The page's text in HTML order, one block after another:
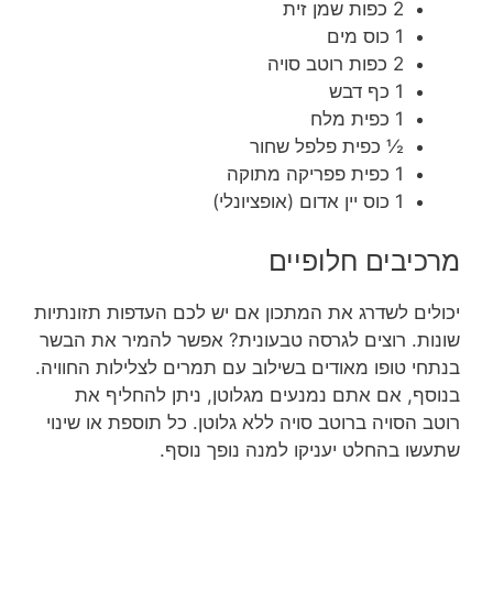
2 כפות שמן זית
1 כוס מים
2 כפות רוטב סויה
1 כף דבש
1 כפית מלח
½ כפית פלפל שחור
1 כפית פפריקה מתוקה
1 כוס יין אדום (אופציונלי)
מרכיבים חלופיים
יכולים לשדרג את המתכון אם יש לכם העדפות תזונתיות
שונות. רוצים לגרסה טבעונית? אפשר להמיר את הבשר
בנתחי טופו מאודים בשילוב עם תמרים לצלילות החוויה.
בנוסף, אם אתם נמנעים מגלוטן, ניתן להחליף את
רוטב הסויה ברוטב סויה ללא גלוטן. כל תוספת או שינוי
שתעשו בהחלט יעניקו למנה נופך נוסף.